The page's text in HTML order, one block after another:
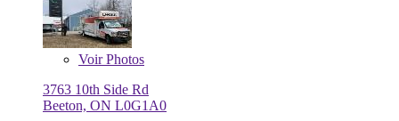
VoirPhotos
3763 10th Side Rd
Beeton, ON L0G1A0